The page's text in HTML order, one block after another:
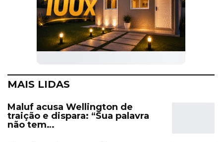
MAIS LIDAS
Maluf acusa Wellington de
traição e dispara: “Sua palavra
não tem…